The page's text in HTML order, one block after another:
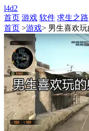
l4d2
首页 游戏 软件 求生之路
首页 >游戏> 男生喜欢